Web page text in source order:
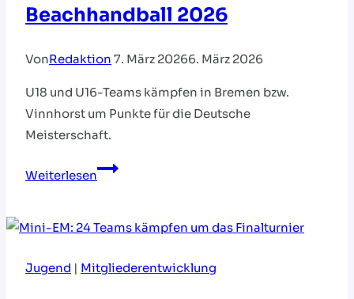
Beachhandball 2026
VonRedaktion 7. März 20266. März 2026
U18 und U16-Teams kämpfen in Bremen bzw.
Vinnhorst um Punkte für die Deutsche
Meisterschaft.
Weiterlesen
Jetzt
im
2026
Jugend | Mitgliederentwicklung